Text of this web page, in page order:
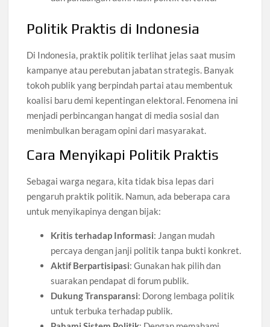
Politik Praktis di Indonesia
Di Indonesia, praktik politik terlihat jelas saat musim
kampanye atau perebutan jabatan strategis. Banyak
tokoh publik yang berpindah partai atau membentuk
koalisi baru demi kepentingan elektoral. Fenomena ini
menjadi perbincangan hangat di media sosial dan
menimbulkan beragam opini dari masyarakat.
Cara Menyikapi Politik Praktis
Sebagai warga negara, kita tidak bisa lepas dari
pengaruh praktik politik. Namun, ada beberapa cara
untuk menyikapinya dengan bijak:
Kritis terhadap Informasi: Jangan mudah
percaya dengan janji politik tanpa bukti konkret.
Aktif Berpartisipasi: Gunakan hak pilih dan
suarakan pendapat di forum publik.
Dukung Transparansi: Dorong lembaga politik
untuk terbuka terhadap publik.